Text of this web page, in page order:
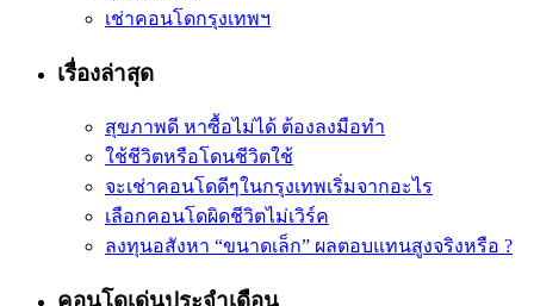
เช่าคอนโดกรุงเทพฯ
เรื่องล่าสุด
สุขภาพดี หาซื้อไม่ได้ ต้องลงมือทำ
ใช้ชีวิตหรือโดนชีวิตใช้
จะเช่าคอนโดดีๆในกรุงเทพเริ่มจากอะไร
เลือกคอนโดผิดชีวิตไม่เวิร์ค
ลงทุนอสังหา “ขนาดเล็ก” ผลตอบแทนสูงจริงหรือ ?
คอนโดเด่นประจำเดือน